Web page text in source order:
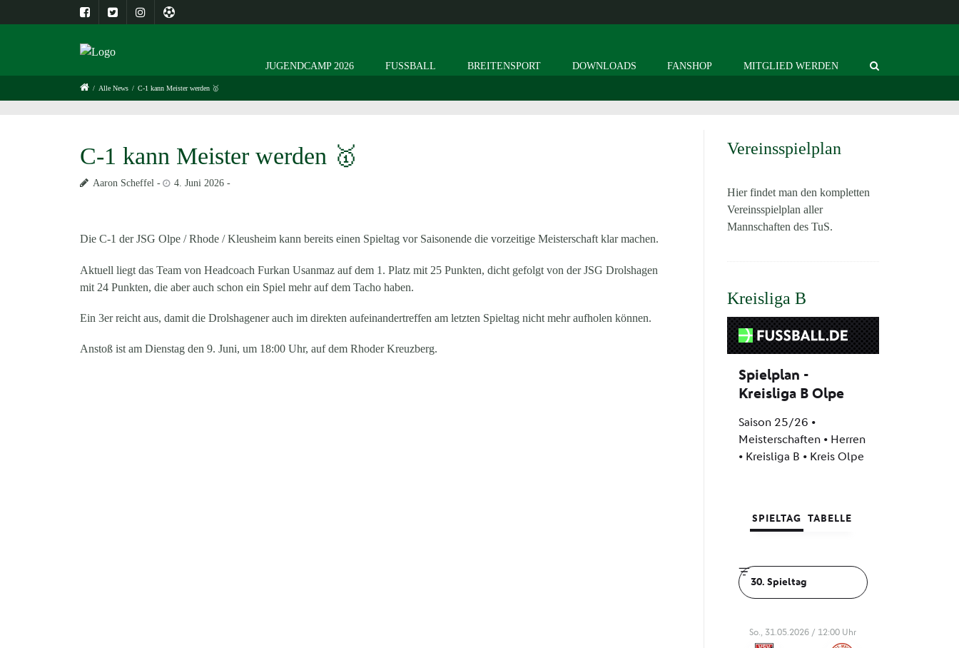
JUGENDCAMP 2026 FUSSBALL BREITENSPORT DOWNLOADS FANSHOP MITGLIED WERDEN
/ Alle News / C-1 kann Meister werden 🥇
C-1 kann Meister werden 🥇
Aaron Scheffel 4. Juni 2026
Die C-1 der JSG Olpe / Rhode / Kleusheim kann bereits einen Spieltag vor Saisonende die vorzeitige Meisterschaft klar machen.
Aktuell liegt das Team von Headcoach Furkan Usanmaz auf dem 1. Platz mit 25 Punkten, dicht gefolgt von der JSG Drolshagen
mit 24 Punkten, die aber auch schon ein Spiel mehr auf dem Tacho haben.
Ein 3er reicht aus, damit die Drolshagener auch im direkten aufeinandertreffen am letzten Spieltag nicht mehr aufholen können.
Anstoß ist am Dienstag den 9. Juni, um 18:00 Uhr, auf dem Rhoder Kreuzberg.
Vereinsspielplan
Hier findet man den kompletten
Vereinsspielplan aller
Mannschaften des TuS.
Kreisliga B